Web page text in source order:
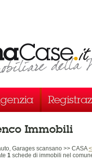
Immobili
Garages scansano >> CASA
1 schede di immobili nel